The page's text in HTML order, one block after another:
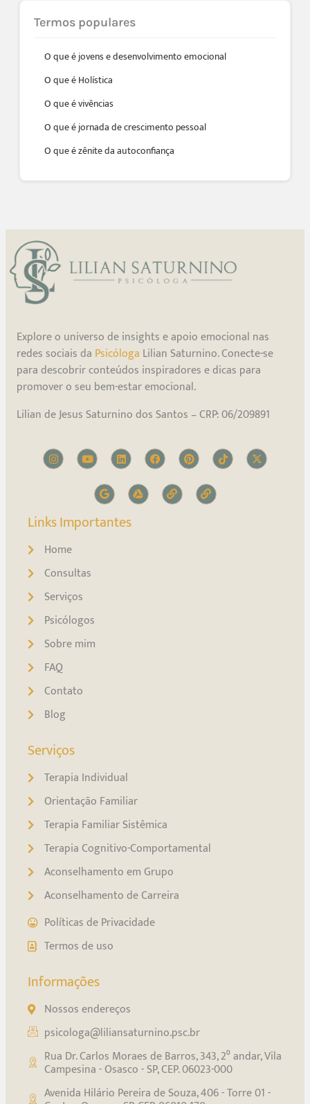
Termos populares
O que é jovens e desenvolvimento emocional
O que é Holística
O que é vivências
O que é jornada de crescimento pessoal
O que é zênite da autoconfiança
Explore o universo de insights e apoio emocional nas
redes sociais da Psicóloga Lilian Saturnino. Conecte-se
para descobrir conteúdos inspiradores e dicas para
promover o seu bem-estar emocional.
Lilian de Jesus Saturnino dos Santos – CRP: 06/209891
Links Importantes
Home
Consultas
Serviços
Psicólogos
Sobre mim
FAQ
Contato
Blog
Serviços
Terapia Individual
Orientação Familiar
Terapia Familiar Sistêmica
Terapia Cognitivo-Comportamental
Aconselhamento em Grupo
Aconselhamento de Carreira
Políticas de Privacidade
Termos de uso
Informações
Nossos endereços
psicologa@liliansaturnino.psc.br
Rua Dr. Carlos Moraes de Barros, 343, 2⁰ andar, Vila
Campesina - Osasco - SP, CEP. 06023-000
Avenida Hilário Pereira de Souza, 406 - Torre 01 -